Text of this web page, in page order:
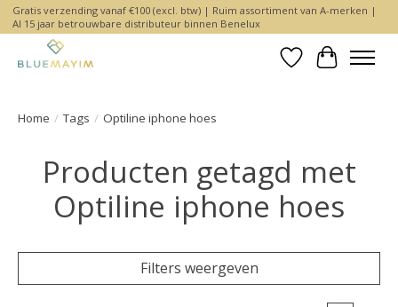
Gratis verzending vanaf €100 (excl. btw) | Ruim assortiment van A-merken |
Al 15 jaar betrouwbare distributeur binnen Benelux
Verlanglijst
Home / Tags / Optiline iphone hoes
Producten getagd met
Optiline iphone hoes
Filters weergeven